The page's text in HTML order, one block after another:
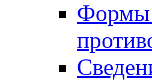
Формы